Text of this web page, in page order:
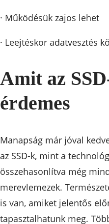
· Működésük zajos lehet
· Leejtéskor adatvesztés
Amit az
érdemes
Manapság már jóval
az SSD-k, mint a
összehasonlítva még
merevlemezek.
is van, amiket jelentős
tapasztalhatunk meg.